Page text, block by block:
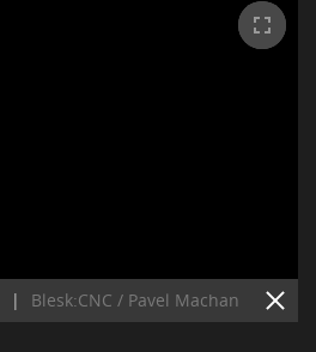
| Blesk:CNC / Pavel Machan